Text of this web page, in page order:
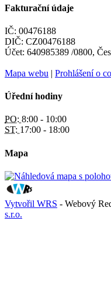
Fakturační údaje
IČ: 00476188
DIČ: CZ00476188
Účet: 640985389 /0800,
Mapa webu | Prohlášení o
Úřední hodiny
PO: 8:00 - 10:00
ST: 17:00 - 18:00
Mapa
Vytvořil WRS - Webový
s.r.o.